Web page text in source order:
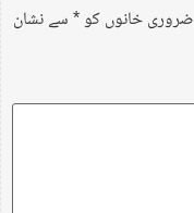
ضروری خانوں کو*سے نشان